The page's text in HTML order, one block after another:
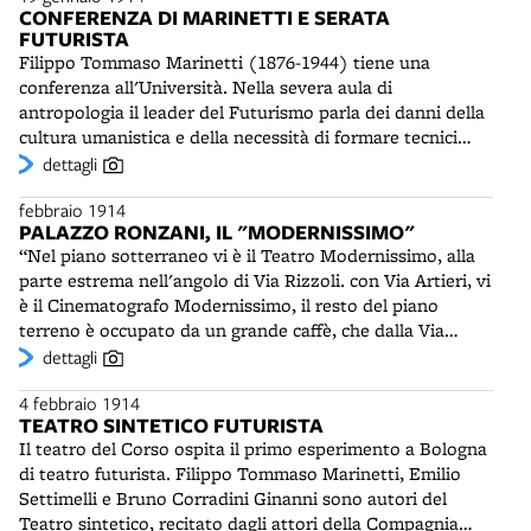
CONFERENZA DI MARINETTI E SERATA
FUTURISTA
Filippo Tommaso Marinetti (1876-1944) tiene una
conferenza all'Università. Nella severa aula di
antropologia il leader del Futurismo parla dei danni della
cultura umanistica e della necessità di formare tecnici
piuttosto che sapienti. Quindi attacca "la dittatura dei
non si insegna altra scienza che la scienza di scavalcare
gli esami". Lo studente fiorentino Aldo Fortuna, amico e
sodale del poeta triestino Umberto Saba - residente in
questi anni a Bologna - lancia una palla di neve nel tubino
di Marinetti, che arringa gli studenti, "ritto sul pozzo del
cortile" di Palazzo Poggi: il tiro fa centro e subito si
scatena un putiferio. La sera al teatro del Corso lo stato
maggiore futurista, di cui fanno parte Carrà, Boccioni,
Balilla Pratella e Russolo, tenta di mettere in scena una
sintesi dal titolo Elettricità. La rappresentazione viene
interrotta dalle intemperanze del pubblico, compreso il
proverbiale lancio di ortaggi, una continua e densa
pioggia "floreo-vegeto-minerale". L'epilogo della giornata
dettagli
febbraio 1914
PALAZZO RONZANI, IL "MODERNISSIMO"
“Nel piano sotterraneo vi è il Teatro Modernissimo, alla
parte estrema nell'angolo di Via Rizzoli. con Via Artieri, vi
è il Cinematografo Modernissimo, il resto del piano
terreno è occupato da un grande caffè, che dalla Via
Rizzoli passa alla Via Orefici, e da negozi fra i più belli
Gualtiero Pontoni (1871-1941) è autore del palazzo di
Alessandro Ronzani, noto industriale della birra di
Casalecchio, all'angolo tra la nuova via Rizzoli e piazza
Re Enzo. Il progetto definitivo del "palazzone" - così
chiamato dallo stesso Pontoni - è stato approvato il 29
dettagli
4 febbraio 1914
TEATRO SINTETICO FUTURISTA
Il teatro del Corso ospita il primo esperimento a Bologna
di teatro futurista. Filippo Tommaso Marinetti, Emilio
Settimelli e Bruno Corradini Ginanni sono autori del
Teatro sintetico, recitato dagli attori della Compagnia